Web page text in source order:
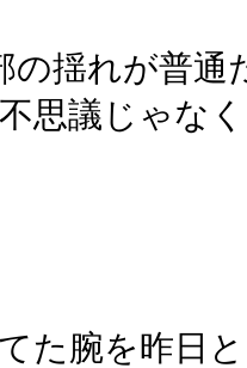
の揺れが普
思議じゃな
た腕を昨日